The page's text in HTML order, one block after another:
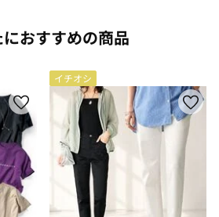
おすすめの商品
イチオシ